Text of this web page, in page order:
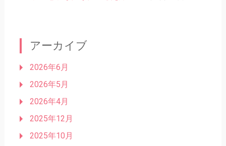
アーカイブ
2026年6月
2026年5月
2026年4月
2025年12月
2025年10月